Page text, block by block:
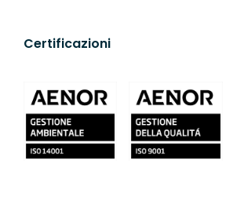
Certificazioni